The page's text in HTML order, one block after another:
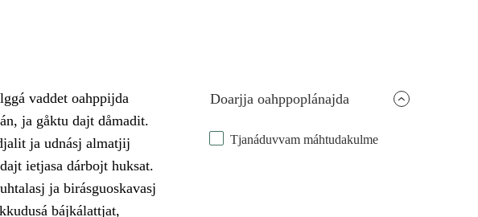
Doarjja oahppoplánajda
Tjanáduvvam máhtudakulme
vaddet oahppijda
ja gåktu dajt dåmadit.
ja udnásj almatjij
ietjasa dárbojt huksat.
ja birásguoskavasj
bájkálattjat,